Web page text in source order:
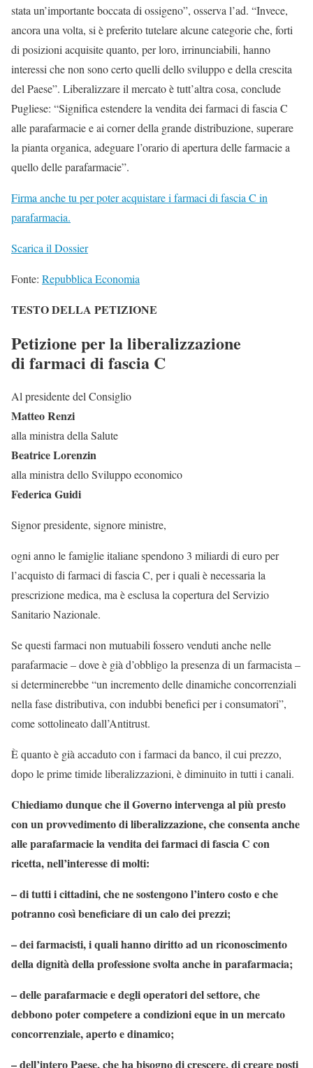
stata un’importante boccata di ossigeno”, osserva l’ad. “Invece,
ancora una volta, si è preferito tutelare alcune categorie che, forti
di posizioni acquisite quanto, per loro, irrinunciabili, hanno
interessi che non sono certo quelli dello sviluppo e della crescita
del Paese”. Liberalizzare il mercato è tutt’altra cosa, conclude
Pugliese: “Significa estendere la vendita dei farmaci di fascia C
alle parafarmacie e ai corner della grande distribuzione, superare
la pianta organica, adeguare l’orario di apertura delle farmacie a
quello delle parafarmacie”.
Firma anche tu per poter acquistare i farmaci di fascia C in
parafarmacia.
Scarica il Dossier
Fonte: Repubblica Economia
TESTO DELLA PETIZIONE
Petizione per la liberalizzazione
di farmaci di fascia C
Al presidente del Consiglio
Matteo Renzi
alla ministra della Salute
Beatrice Lorenzin
alla ministra dello Sviluppo economico
Federica Guidi
Signor presidente, signore ministre,
ogni anno le famiglie italiane spendono 3 miliardi di euro per
l’acquisto di farmaci di fascia C, per i quali è necessaria la
prescrizione medica, ma è esclusa la copertura del Servizio
Sanitario Nazionale.
Se questi farmaci non mutuabili fossero venduti anche nelle
parafarmacie – dove è già d’obbligo la presenza di un farmacista –
si determinerebbe “un incremento delle dinamiche concorrenziali
nella fase distributiva, con indubbi benefici per i consumatori”,
come sottolineato dall’Antitrust.
È quanto è già accaduto con i farmaci da banco, il cui prezzo,
dopo le prime timide liberalizzazioni, è diminuito in tutti i canali.
Chiediamo dunque che il Governo intervenga al più presto
con un provvedimento di liberalizzazione, che consenta anche
alle parafarmacie la vendita dei farmaci di fascia C con
ricetta, nell’interesse di molti:
– di tutti i cittadini, che ne sostengono l’intero costo e che
potranno così beneficiare di un calo dei prezzi;
– dei farmacisti, i quali hanno diritto ad un riconoscimento
della dignità della professione svolta anche in parafarmacia;
– delle parafarmacie e degli operatori del settore, che
debbono poter competere a condizioni eque in un mercato
concorrenziale, aperto e dinamico;
– dell’intero Paese, che ha bisogno di crescere, di creare posti